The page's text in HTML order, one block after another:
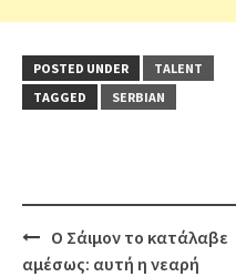
POSTED UNDER
TALENT
TAGGED
SERBIAN
Post
navigation
Ο Σάιμον το κατάλαβε
αμέσως: αυτή η νεαρή